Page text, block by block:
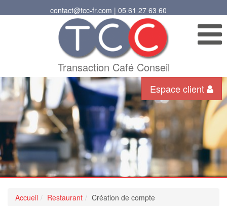
contact@tcc-fr.com | 05 61 27 63 60
Transaction Café Conseil
Espace client
Accueil Restaurant Création de compte